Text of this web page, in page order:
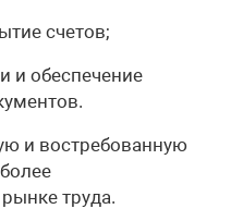
счетов;
и обеспечение
и востребованную
труда.